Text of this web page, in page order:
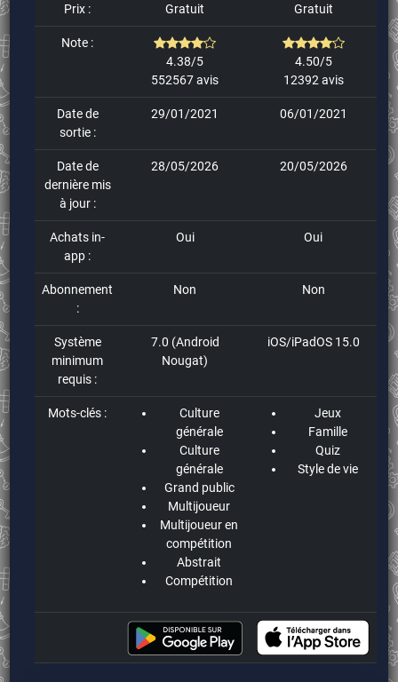
Prix : Gratuit Gratuit
Note :
4.38/5
552567 avis
4.50/5
12392 avis
Date de
sortie :
29/01/2021 06/01/2021
Date de
dernière mis
à jour :
28/05/2026 20/05/2026
Achats in-
app :
Oui Oui
Abonnement
:
Non Non
Système
minimum
requis :
7.0 (Android
Nougat)
iOS/iPadOS 15.0
Mots-clés :
Culture
générale
Culture
générale
Grand public
Multijoueur
Multijoueur en
compétition
Abstrait
Compétition
Jeux
Famille
Quiz
Style de vie